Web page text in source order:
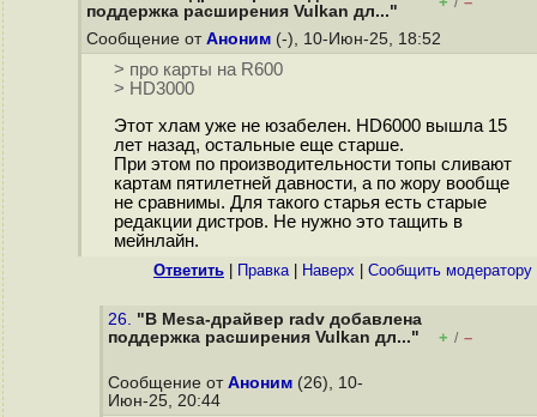
поддержка расширения Vulkan дл..."
Сообщение от Аноним (-), 10-Июн-25, 18:52
> про карты на R600
> HD3000
Этот хлам уже не юзабелен. HD6000 вышла 15
лет назад, остальные еще старше.
При этом по производительности топы сливают
картам пятилетней давности, а по жору вообще
не сравнимы. Для такого старья есть старые
редакции дистров. Не нужно это тащить в
мейнлайн.
Ответить Правка| Наверх Cообщить модератору
26. "В Mesa-драйвер radv добавлена
поддержка расширения Vulkan дл..."
+ / –
Сообщение от Аноним (26), 10-
Июн-25, 20:44